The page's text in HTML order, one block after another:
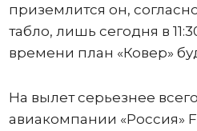
приземлится он,
табло, лишь сегодня в
времени план «Ковер»
На вылет серьезнее
авиакомпании «Россия»